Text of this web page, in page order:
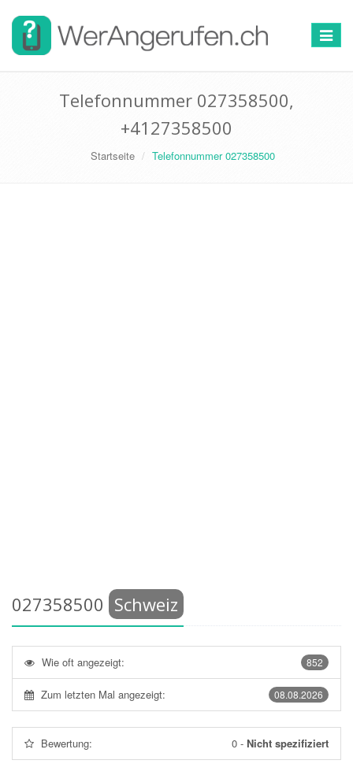
Toggle
Telefonnummer 027358500,
+4127358500
Startseite Telefonnummer 027358500
027358500 Schweiz
852
Wie oft angezeigt:
08.08.2026
Zum letzten Mal angezeigt:
Bewertung: 0 - Nicht spezifiziert